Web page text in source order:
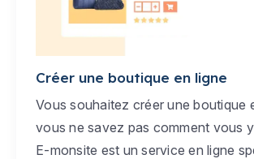
Créer une boutique en ligne
Vous souhaitez créer une boutique
vous ne savez pas comment vous
E-monsite est un service en ligne